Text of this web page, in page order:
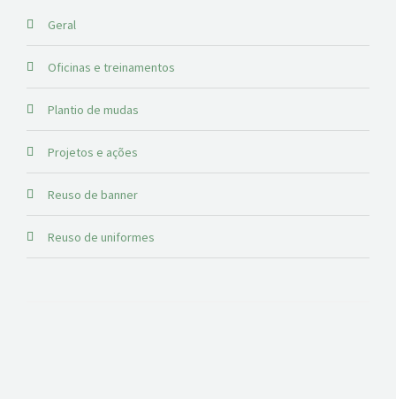
Geral
Oficinas e treinamentos
Plantio de mudas
Projetos e ações
Reuso de banner
Reuso de uniformes